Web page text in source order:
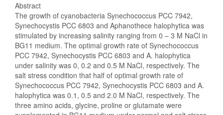
Abstract
The growth of cyanobacteria Synechococcus PCC 7942,
Synechocystis PCC 6803 and Aphanothece halophytica was
stimulated by increasing salinity ranging from 0 – 3 M NaCl in
BG11 medium. The optimal growth rate of Synechococcus
PCC 7942, Synechocystis PCC 6803 and A. halophytica
under salinity was 0, 0.2 and 0.5 M NaCl, respectively. The
salt stress condition that half of optimal growth rate of
Synechococcus PCC 7942, Synechocystis PCC 6803 and A.
halophytica was 0.1, 0.5 and 2.0 M NaCl, respectively. The
three amino acids, glycine, proline or glutamate were